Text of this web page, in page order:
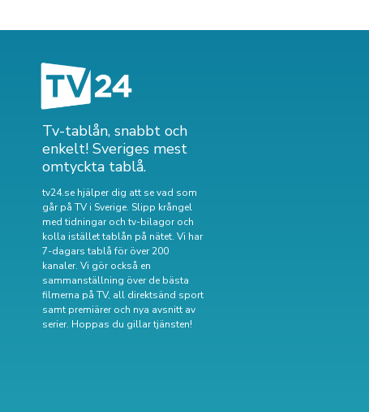
Tv-tablån, snabbt och
enkelt! Sveriges mest
omtyckta tablå.
tv24.se hjälper dig att se vad som
går på TV i Sverige. Slipp krångel
med tidningar och tv-bilagor och
kolla istället tablån på nätet. Vi har
7-dagars tablå för över 200
kanaler. Vi gör också en
sammanställning överde bästa
filmerna på TV, all direktsänd sport
samt premiärer och nya avsnitt av
serier. Hoppas du gillar tjänsten!